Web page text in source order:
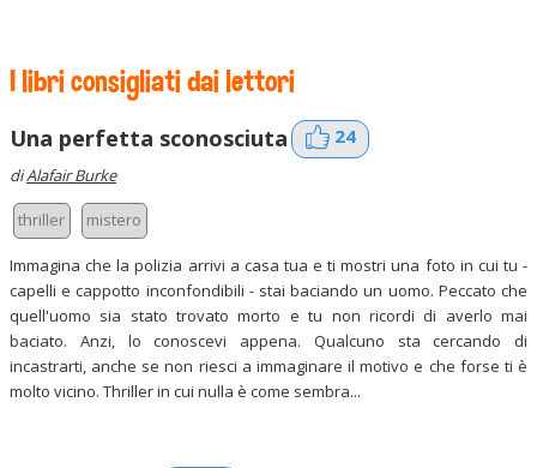
I libri consigliati dai lettori
Una perfetta sconosciuta 24
diAlafair Burke
thriller mistero
Immagina che la polizia arrivi a casa tua e ti mostri una foto in cui tu -
capelli e cappotto inconfondibili - stai baciando un uomo. Peccato che
quell'uomo sia stato trovato morto e tu non ricordi di averlo mai
baciato. Anzi, lo conoscevi appena. Qualcuno sta cercando di
incastrarti, anche se non riesci a immaginare il motivo e che forse ti è
molto vicino. Thriller in cui nulla è come sembra...